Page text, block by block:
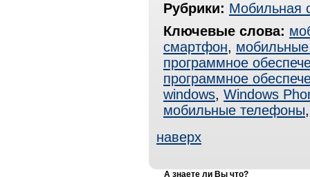
Рубрики: Мобильная
Ключевые слова:
смартфон,
программное
программное
windows, Windows
мобильные телефоны
наверх
А знаете ли Вы что?